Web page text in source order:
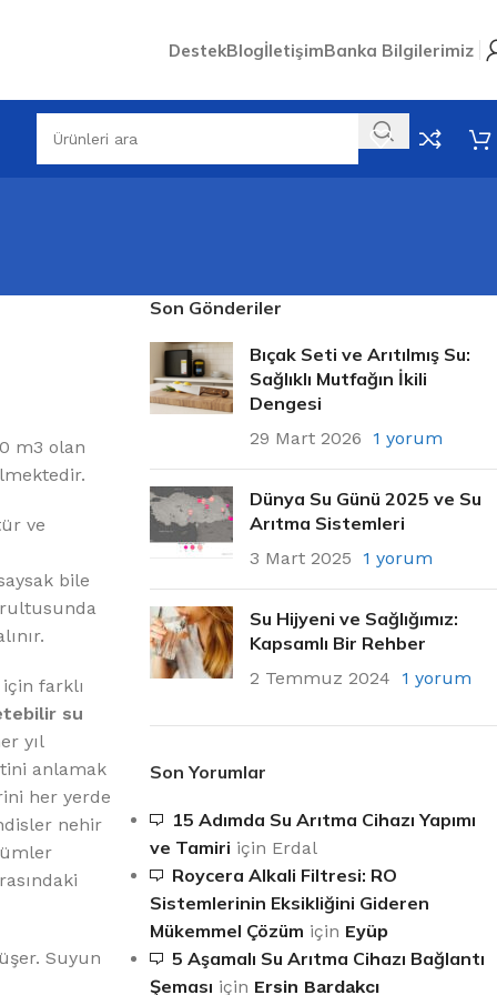
DestekBlogİletişimBanka Bilgilerimiz
m3 olan
ve
bile
farklı
su
yıl
anlamak
her yerde
nehir
Suyun
Son Gönderiler
Bıçak Seti ve Arıtılmış Su:
Sağlıklı Mutfağın İkili
Dengesi
29 Mart 2026 1 yorum
Dünya Su Günü 2025 ve Su
Arıtma Sistemleri
3 Mart 2025 1 yorum
Su Hijyeni ve Sağlığımız:
Kapsamlı Bir Rehber
2 Temmuz 2024 1 yorum
Son Yorumlar
15 Adımda Su Arıtma Cihazı Yapımı
ve Tamiri için Erdal
Roycera Alkali Filtresi: RO
Sistemlerinin Eksikliğini Gideren
Mükemmel Çözüm için Eyüp
5 Aşamalı Su Arıtma Cihazı Bağlantı
Şeması için Ersin Bardakcı